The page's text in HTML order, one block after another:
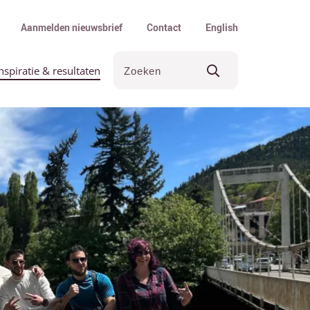
Aanmelden nieuwsbrief Contact English
& resultaten